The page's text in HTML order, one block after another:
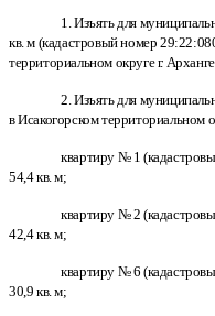
1. Изъять для
кв. м (кадастровый номер
территориальном округе г.
2. Изъять для
в Исакогорском территориальном
квартиру № 1
54,4 кв. м;
квартиру № 2
42,4 кв. м;
квартиру № 6
30,9 кв. м;